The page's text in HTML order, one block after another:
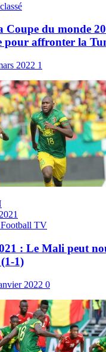
Coupe du monde
pour affronter la
2022 1
TV
: Le Mali peut
1)
2022 0